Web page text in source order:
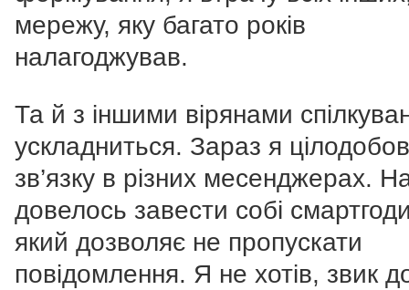
мережу, яку багато років
налагоджував.
Та й з іншими вірянами
ускладниться. Зараз я
зв’язку в різних месенджерах.
довелось завести собі
який дозволяє не пропускати
повідомлення. Я не хотів, звик